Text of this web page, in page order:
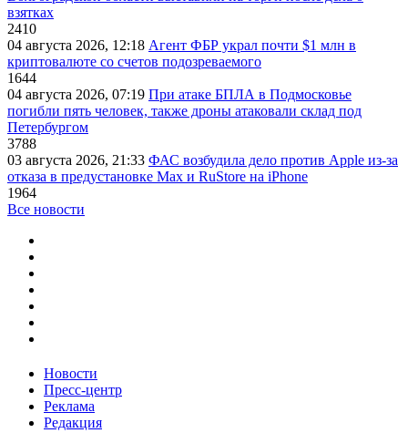
взятках
2410
04 августа 2026, 12:18 Агент ФБР украл почти $1 млн в
криптовалюте со счетов подозреваемого
1644
04 августа 2026, 07:19 При атаке БПЛА в Подмосковье
погибли пять человек, также дроны атаковали склад под
Петербургом
3788
03 августа 2026, 21:33 ФАС возбудила дело против Apple из-за
отказа в предустановке Max и RuStore на iPhone
1964
Все новости
Новости
Пресс-центр
Реклама
Редакция